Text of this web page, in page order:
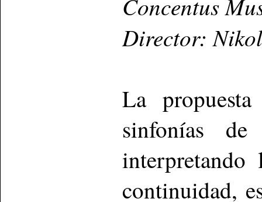
Concentus
Director:
La
sinfonías
continuidad,